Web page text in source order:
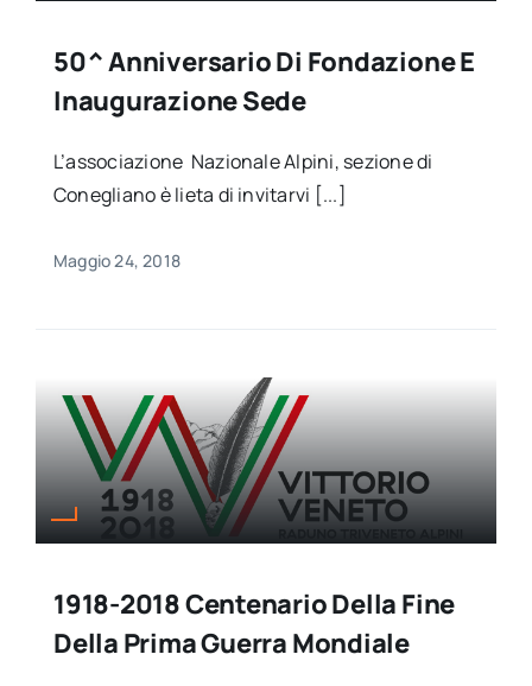
50^ Anniversario Di Fondazione E
Inaugurazione Sede
L’associazione Nazionale Alpini, sezione di
Conegliano è lieta di invitarvi [...]
Maggio 24, 2018
1918-2018 Centenario Della Fine
Della Prima Guerra Mondiale